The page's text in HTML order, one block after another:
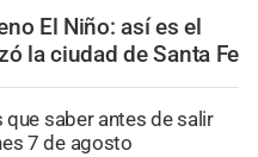
El Niño: así es el
la ciudad de Santa Fe
saber antes de salir
7 de agosto